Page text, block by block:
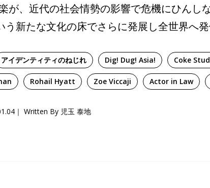
が、近代の社会情勢の影響で危機にひんし
う新たな文化の床でさらに発展し全世界へ発
アイデンティティのねじれ Dig! Dug! Asia! Coke
Rohail Hyatt Zoe Viccaji Actor in Law
Written By 児玉 泰地